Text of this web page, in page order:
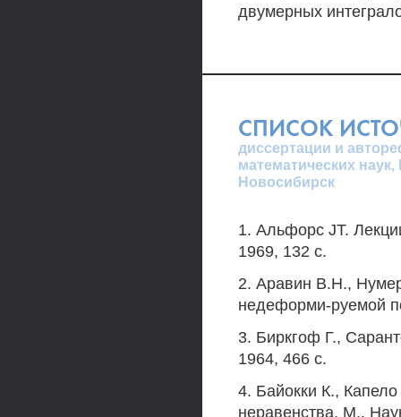
двумерных
СПИСОК
диссертации и
математических
Новосибирск
1. Альфорс JT.
1969, 132 с.
2. Аравин В.Н.,
недеформи-руемой
3. Биркгоф Г.,
1964, 466 с.
4. Байокки К.,
неравенства, М.,